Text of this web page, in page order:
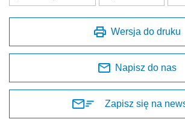
Wersja do druku
Napisz do nas
Zapisz się na